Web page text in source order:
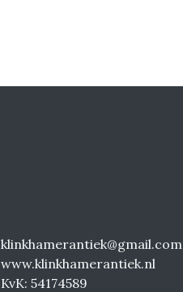
klinkhamerantiek@gmail.com
www.klinkhamerantiek.nl
KvK: 54174589